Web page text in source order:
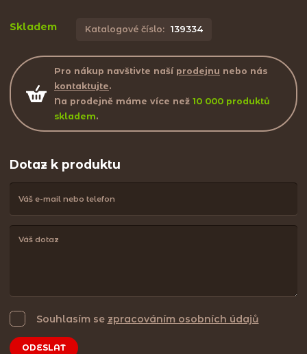
Skladem Katalogové číslo: 139334
Pro nákup navštivte naší prodejnu nebo nás
kontaktujte.
Na prodejně máme více než 10 000 produktů
skladem.
Dotaz k produktu
Souhlasím se zpracováním osobních údajů
ODESLAT